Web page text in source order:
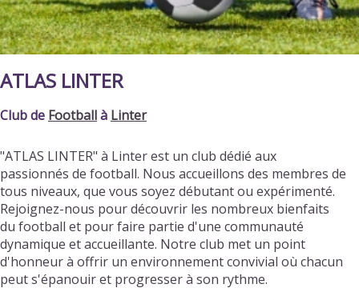
ATLAS LINTER
Club de Footballà Linter
"ATLAS LINTER" à Linter est un club dédié aux
passionnés de football. Nous accueillons des membres de
tous niveaux, que vous soyez débutant ou expérimenté.
Rejoignez-nous pour découvrir les nombreux bienfaits
du football et pour faire partie d'une communauté
dynamique et accueillante. Notre club met un point
d'honneur à offrir un environnement convivial où chacun
peut s'épanouir et progresser à son rythme.